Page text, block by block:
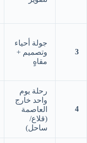
3
جولة أحياء
وتصميم +
مقاهٍ
4
رحلة يوم
واحد خارج
العاصمة
(قلاع/
ساحل)